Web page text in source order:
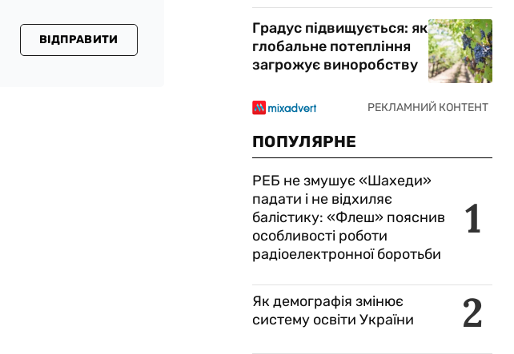
ВІДПРАВИТИ
Градус підвищується: як
глобальне потепління
загрожує виноробству
ПОПУЛЯРНЕ
1
РЕБ не змушує «Шахеди»
падати і не відхиляє
балістику: «Флеш» пояснив
особливості роботи
радіоелектронної боротьби
2
Як демографія змінює
систему освіти України